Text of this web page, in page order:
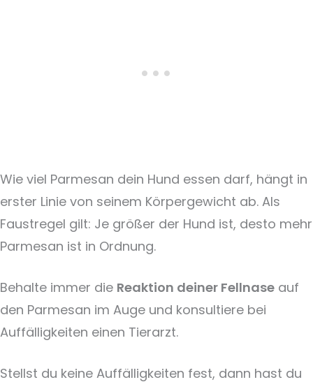
Wie viel Parmesan dein Hund essen darf, hängt in
erster Linie von seinem Körpergewicht ab. Als
Faustregel gilt: Je größer der Hund ist, desto mehr
Parmesan ist in Ordnung.
Behalte immer die Reaktion deiner Fellnase auf
den Parmesan im Auge und konsultiere bei
Auffälligkeiten einen Tierarzt.
Stellst du keine Auffälligkeiten fest, dann hast du